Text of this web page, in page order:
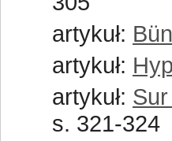
artykuł:
artykuł:
artykuł:
s. 321-324